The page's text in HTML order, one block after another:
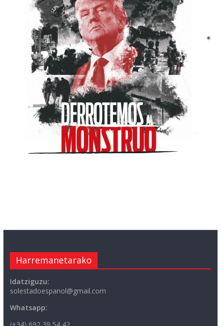
Harremanetarako
Idatziguzu:
solestadoespanol@gmail.com
Whatsapp:
(+34) 692 39 54 42